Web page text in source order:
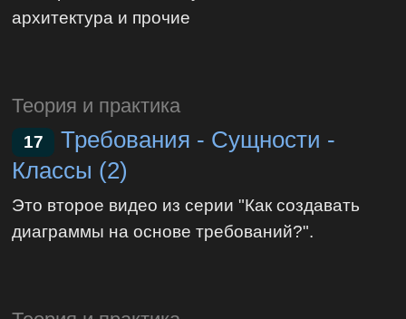
архитектура и прочие
Теория и практика
17
Требования - Сущности -
Классы (2)
Это второе видео из серии "Как создавать
диаграммы на основе требований?".